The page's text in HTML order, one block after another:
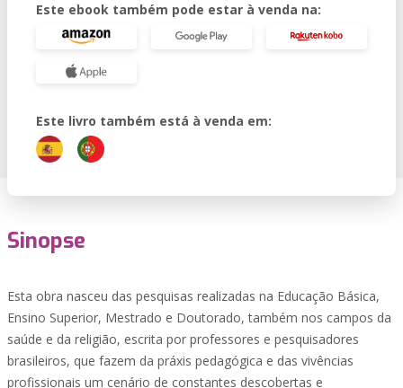
Este ebook também pode estar à venda na:
Este livro também está à venda em:
Sinopse
Esta obra nasceu das pesquisas realizadas na Educação Básica,
Ensino Superior, Mestrado e Doutorado, também nos campos da
saúde e da religião, escrita por professores e pesquisadores
brasileiros, que fazem da práxis pedagógica e das vivências
profissionais um cenário de constantes descobertas e